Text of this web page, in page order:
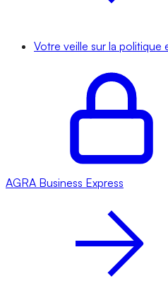
Votre veille sur la
AGRA Business Express